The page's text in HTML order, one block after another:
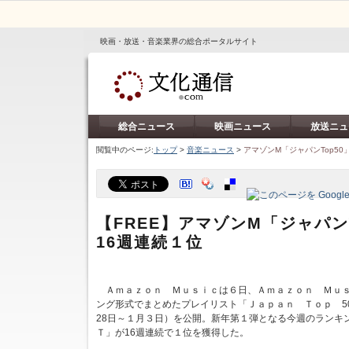
映画・放送・音楽業界の総合ポータルサイト
総合ニュース 映画ニュース 放送ニ
閲覧中のページ: トップ> 音楽ニュース > アマゾンM「ジャパンTop50
【FREE】アマゾンM「ジャパ
16週連続１位
Ａｍａｚｏｎ Ｍｕｓｉｃは６日、Ａｍａｚｏｎ Ｍｕ
ング形式でまとめたプレイリスト「Ｊａｐａｎ Ｔｏｐ
28日～１月３日）を公開。新年第１弾となる今週のラン
Ｔ」が16週連続で１位を獲得した。